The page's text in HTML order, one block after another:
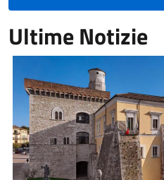
Ultime Notizie